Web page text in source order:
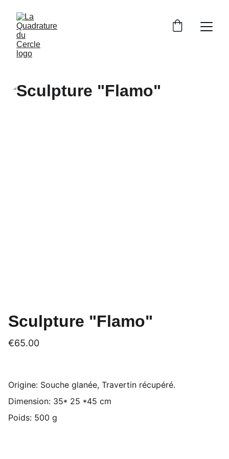
Sculpture "Flamo"
€65.00
Origine: Souche glanée, Travertin récupéré.
Dimension: 35* 25 *45 cm
Poids: 500 g